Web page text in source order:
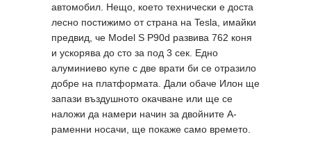
автомобил. Нещо, което технически е доста
лесно постижимо от страна на Tesla, имайки
предвид, че Model S P90d развива 762 коня
и ускорява до сто за под 3 сек. Едно
алуминиево купе с две врати би се отразило
добре на платформата. Дали обаче Илон ще
запази въздушното окачване или ще се
наложи да намери начин за двойните А-
раменни носачи, ще покаже само времето.